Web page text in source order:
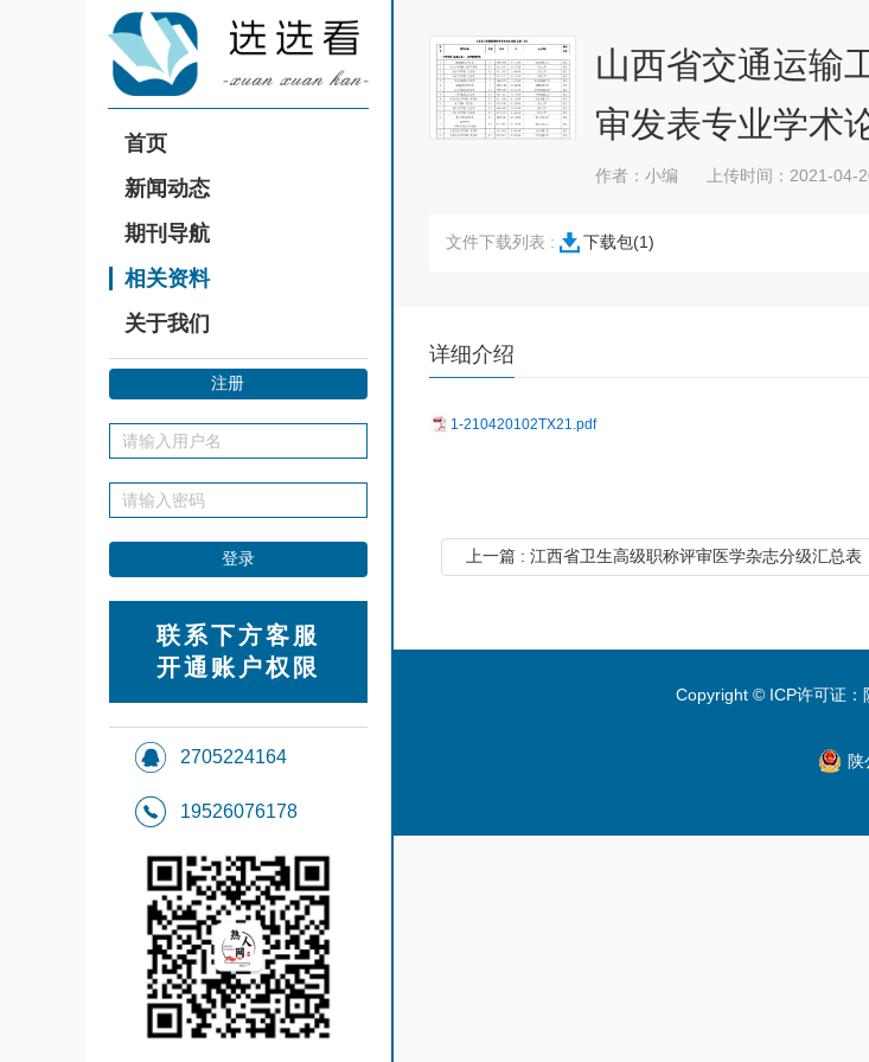
首页
新闻动态
期刊导航
相关资料
关于我们
注册
联系下方客服
开通账户权限
2705224164
19526076178
山西省交通运输
审发表专业学术
作者：小编 上传时间：2021-04-
文件下载列表 : 下载包(1)
详细介绍
1-210420102TX21.pdf
上一篇 : 江西省卫生高级职称评审医学杂志分级汇总表
Copyright © ICP许可证：